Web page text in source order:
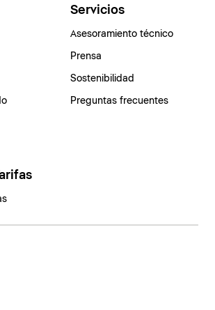
Servicios
Asesoramiento técnico
Prensa
Sostenibilidad
Preguntas frecuentes